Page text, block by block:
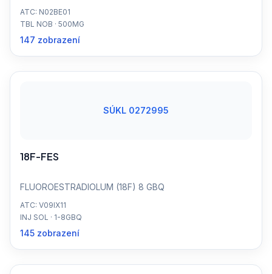
ATC: N02BE01
TBL NOB · 500MG
147 zobrazení
SÚKL 0272995
18F-FES
FLUOROESTRADIOLUM (18F) 8 GBQ
ATC: V09IX11
INJ SOL · 1-8GBQ
145 zobrazení